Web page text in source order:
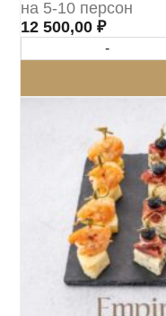
на 5-10 персон
12 500,00₽
-